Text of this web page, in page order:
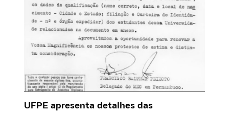
UFPE apresenta detalhes das